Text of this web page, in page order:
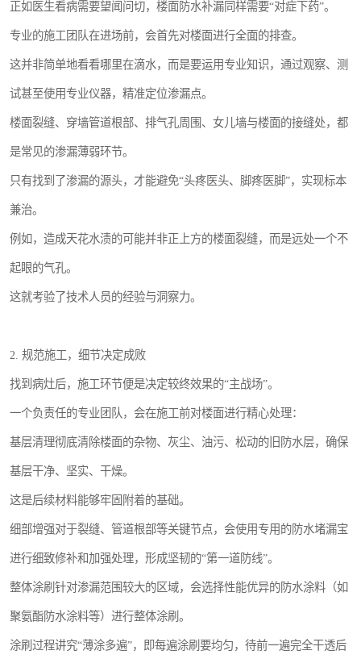
正如医生看病需要望闻问切，楼面防水补漏同样需要“对症下药”。
专业的施工团队在进场前，会首先对楼面进行全面的排查。
这并非简单地看看哪里在滴水，而是要运用专业知识，通过观察、测
试甚至使用专业仪器，精准定位渗漏点。
楼面裂缝、穿墙管道根部、排气孔周围、女儿墙与楼面的接缝处，都
是常见的渗漏薄弱环节。
只有找到了渗漏的源头，才能避免“头疼医头、脚疼医脚”，实现标本
兼治。
例如，造成天花水渍的可能并非正上方的楼面裂缝，而是远处一个不
起眼的气孔。
这就考验了技术人员的经验与洞察力。
2. 规范施工，细节决定成败
找到病灶后，施工环节便是决定较终效果的“主战场”。
一个负责任的专业团队，会在施工前对楼面进行精心处理：
基层清理彻底清除楼面的杂物、灰尘、油污、松动的旧防水层，确保
基层干净、坚实、干燥。
这是后续材料能够牢固附着的基础。
细部增强对于裂缝、管道根部等关键节点，会使用专用的防水堵漏宝
进行细致修补和加强处理，形成坚韧的“第一道防线”。
整体涂刷针对渗漏范围较大的区域，会选择性能优异的防水涂料（如
聚氨酯防水涂料等）进行整体涂刷。
涂刷过程讲究“薄涂多遍”，即每遍涂刷要均匀，待前一遍完全干透后